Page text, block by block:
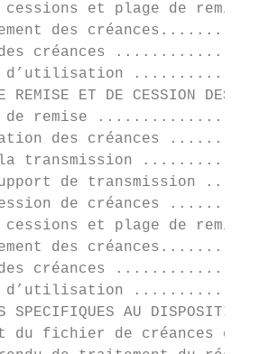
cessions et
des
des créances
d’utilisation
REMISE ET DE CESSION
de remise
des
la transmission
support de
cession de
cessions et
des
des créances
d’utilisation
SPECIFIQUES AU
du fichier de